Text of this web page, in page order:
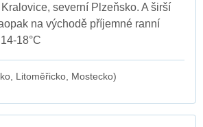
severní Plzeňsko. A širší
na východě příjemné ranní
18°C
Litoměřicko, Mostecko)